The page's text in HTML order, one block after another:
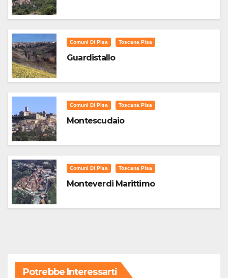
Comuni Di Pisa Toscana Pisa
Guardistallo
Comuni Di Pisa Toscana Pisa
Montescudaio
Comuni Di Pisa Toscana Pisa
Monteverdi Marittimo
Potrebbe Interessarti